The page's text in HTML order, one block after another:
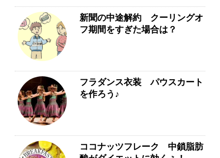
新聞の中途解約 クーリングオ
フ期間をすぎた場合は？
フラダンス衣装 パウスカート
を作ろう♪
ココナッツフレーク 中鎖脂肪